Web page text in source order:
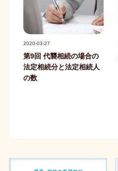
2020-03-27
第9回 代襲相続の場合の
法定相続分と法定相続人
の数